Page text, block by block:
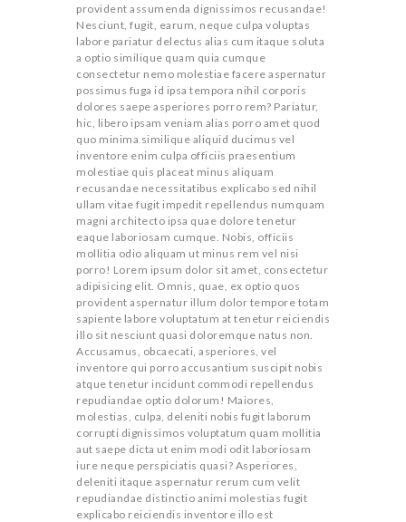
H
O
R
T
C
O
D
E
provident assumenda dignissimos recusandae!
Nesciunt, fugit, earum, neque culpa voluptas
labore pariatur delectus alias cum itaque soluta
a optio similique quam quia cumque
consectetur nemo molestiae facere aspernatur
possimus fuga id ipsa tempora nihil corporis
dolores saepe asperiores porro rem? Pariatur,
hic, libero ipsam veniam alias porro amet quod
quo minima similique aliquid ducimus vel
inventore enim culpa officiis praesentium
molestiae quis placeat minus aliquam
recusandae necessitatibus explicabo sed nihil
ullam vitae fugit impedit repellendus numquam
magni architecto ipsa quae dolore tenetur
eaque laboriosam cumque. Nobis, officiis
mollitia odio aliquam ut minus rem vel nisi
porro! Lorem ipsum dolor sit amet, consectetur
adipisicing elit. Omnis, quae, ex optio quos
provident aspernatur illum dolor tempore totam
sapiente labore voluptatum at tenetur reiciendis
illo sit nesciunt quasi doloremque natus non.
Accusamus, obcaecati, asperiores, vel
inventore qui porro accusantium suscipit nobis
atque tenetur incidunt commodi repellendus
repudiandae optio dolorum! Maiores,
molestias, culpa, deleniti nobis fugit laborum
corrupti dignissimos voluptatum quam mollitia
aut saepe dicta ut enim modi odit laboriosam
iure neque perspiciatis quasi? Asperiores,
deleniti itaque aspernatur rerum cum velit
repudiandae distinctio animi molestias fugit
explicabo reiciendis inventore illo est